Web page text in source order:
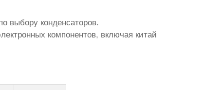
выбору конденсаторов.
компонентов, включая китай